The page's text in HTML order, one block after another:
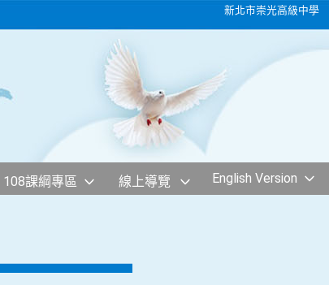
新北市崇光高級中學
108課綱專區 線上導覽 English Version